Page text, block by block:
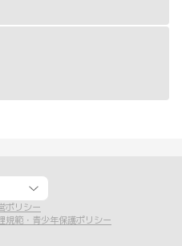
ポリシー
規範・青少年保護ポリシー